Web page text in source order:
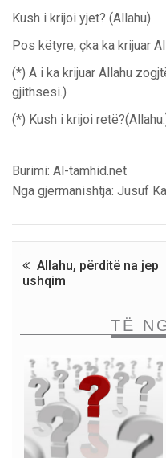
Kush i krijoi yjet? (Allahu)
Pos këtyre, çka ka krijuar
(*) A i ka krijuar Allahu
gjithsesi.)
(*) Kush i krijoi
Burimi: Al-tamhid.net
Nga gjermanishtja: Jusuf
Allahu, përditë na jep
ushqim
TË